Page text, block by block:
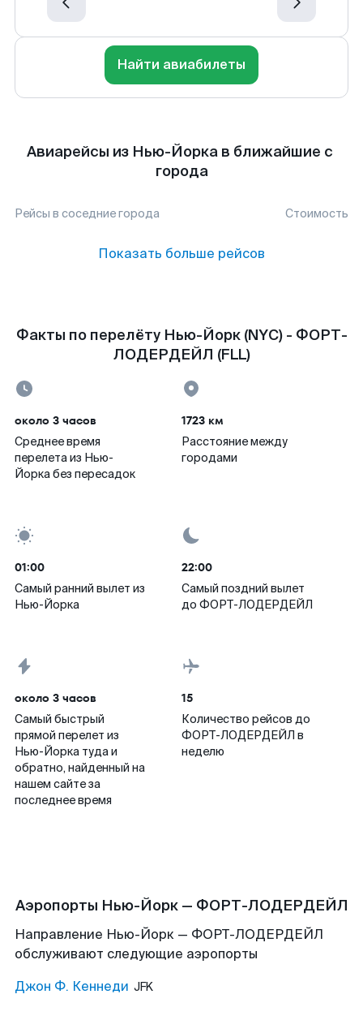
Найти авиабилеты
Авиарейсы из Нью-Йорка в ближайшие с
города
Рейсы в соседние города Стоимость
Показать больше рейсов
Факты по перелёту Нью-Йорк (NYC) - ФОРТ-
ЛОДЕРДЕЙЛ (FLL)
около 3 часов
Среднее время
перелета из Нью-
Йорка без пересадок
1723 км
Расстояние между
городами
01:00
Самый ранний вылет из
Нью-Йорка
22:00
Самый поздний вылет
до ФОРТ-ЛОДЕРДЕЙЛ
около 3 часов
Самый быстрый
прямой перелет из
Нью-Йорка туда и
обратно, найденный на
нашем сайте за
последнее время
15
Количество рейсов до
ФОРТ-ЛОДЕРДЕЙЛ в
неделю
Аэропорты Нью-Йорк — ФОРТ-ЛОДЕРДЕЙЛ
Направление Нью-Йорк — ФОРТ-ЛОДЕРДЕЙЛ
обслуживают следующие аэропорты
Джон Ф. Кеннеди JFK